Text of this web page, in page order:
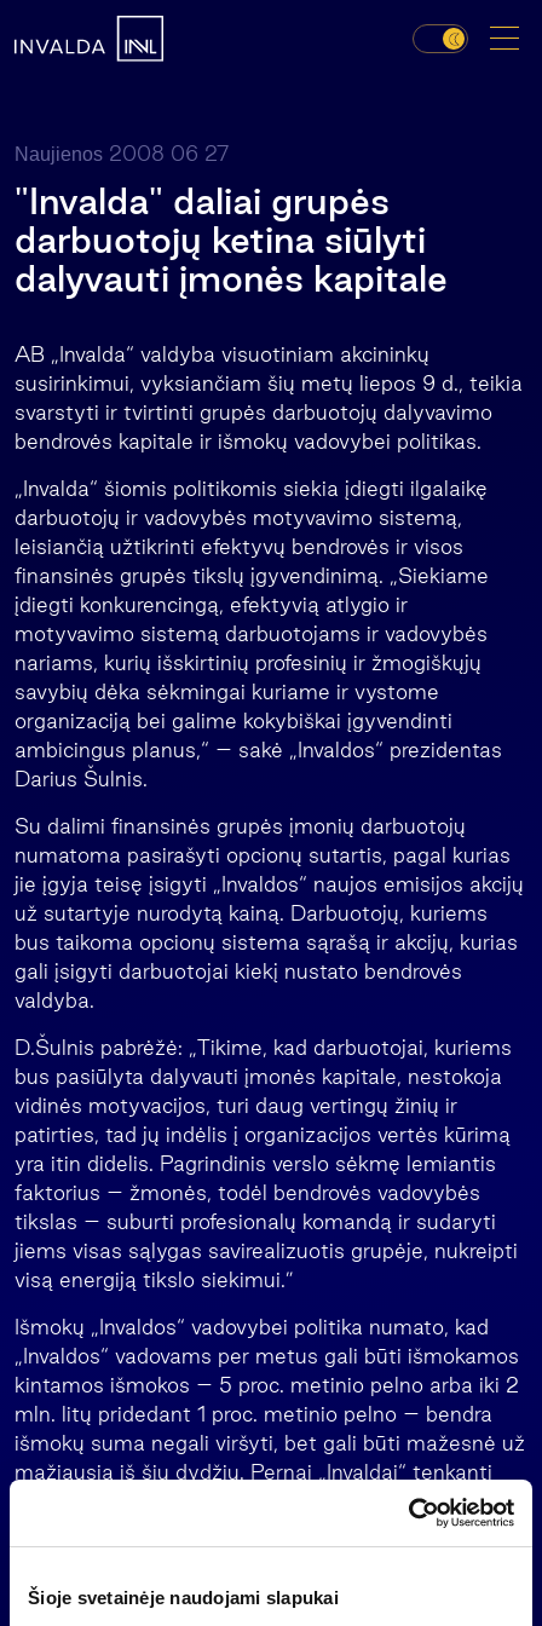
Šioje svetainėje naudojami slapukai
Naujienos 2008 06 27
"Invalda" daliai grupės
darbuotojų ketina siūlyti
dalyvauti įmonės kapitale
AB „Invalda“ valdyba visuotiniam akcininkų
susirinkimui, vyksiančiam šių metų liepos 9 d., teikia
svarstyti ir tvirtinti grupės darbuotojų dalyvavimo
bendrovės kapitale ir išmokų vadovybei politikas.
„Invalda“ šiomis politikomis siekia įdiegti ilgalaikę
darbuotojų ir vadovybės motyvavimo sistemą,
leisiančią užtikrinti efektyvų bendrovės ir visos
finansinės grupės tikslų įgyvendinimą. „Siekiame
įdiegti konkurencingą, efektyvią atlygio ir
motyvavimo sistemą darbuotojams ir vadovybės
nariams, kurių išskirtinių profesinių ir žmogiškųjų
savybių dėka sėkmingai kuriame ir vystome
organizaciją bei galime kokybiškai įgyvendinti
ambicingus planus,“ – sakė „Invaldos“ prezidentas
Darius Šulnis.
Su dalimi finansinės grupės įmonių darbuotojų
numatoma pasirašyti opcionų sutartis, pagal kurias
jie įgyja teisę įsigyti „Invaldos“ naujos emisijos akcijų
už sutartyje nurodytą kainą. Darbuotojų, kuriems
bus taikoma opcionų sistema sąrašą ir akcijų, kurias
gali įsigyti darbuotojai kiekį nustato bendrovės
valdyba.
D.Šulnis pabrėžė: „Tikime, kad darbuotojai, kuriems
bus pasiūlyta dalyvauti įmonės kapitale, nestokoja
vidinės motyvacijos, turi daug vertingų žinių ir
patirties, tad jų indėlis į organizacijos vertės kūrimą
yra itin didelis. Pagrindinis verslo sėkmę lemiantis
faktorius – žmonės, todėl bendrovės vadovybės
tikslas – suburti profesionalų komandą ir sudaryti
jiems visas sąlygas savirealizuotis grupėje, nukreipti
visą energiją tikslo siekimui.”
Išmokų „Invaldos“ vadovybei politika numato, kad
„Invaldos“ vadovams per metus gali būti išmokamos
kintamos išmokos – 5 proc. metinio pelno arba iki 2
mln. litų pridedant 1 proc. metinio pelno – bendra
išmokų suma negali viršyti, bet gali būti mažesnė už
mažiausią iš šių dydžių. Pernai „Invaldai“ tenkanti
Apie finansinę grupę „Invalda“
Finansinės grupės „Invalda“ veiklos strategija